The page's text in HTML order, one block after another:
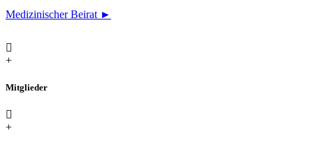
Medizinischer Beirat ►
+
Mitglieder
+